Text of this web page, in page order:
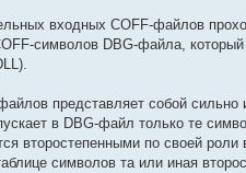
входных COFF-файлов
символов DBG-файла,
представляет собой
в DBG-файл только те
второстепенными по своей
символов та или иная